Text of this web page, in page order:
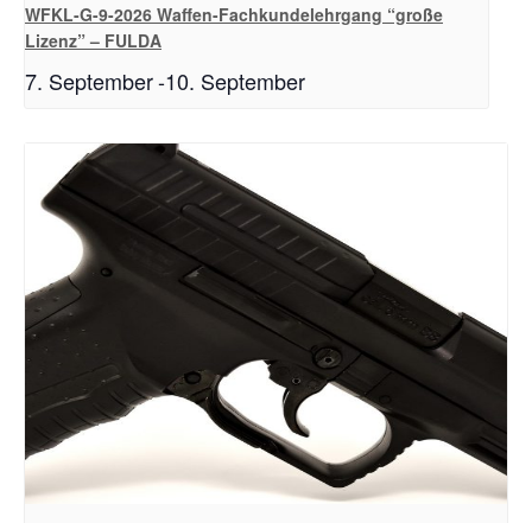
WFKL-G-9-2026 Waffen-Fachkundelehrgang “große
Lizenz” – FULDA
7. September-10. September